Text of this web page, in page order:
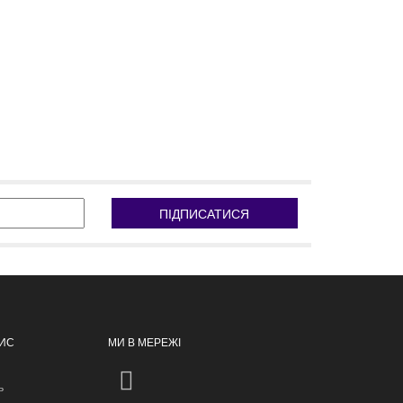
ПІДПИСАТИСЯ
МИ В МЕРЕЖІ